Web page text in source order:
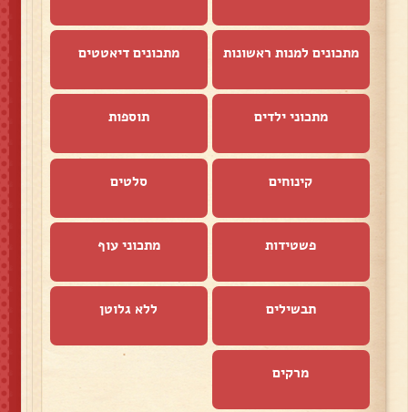
מתכונים למנות ראשונות מתכונים דיאטטים
מתכוני ילדים תוספות
קינוחים סלטים
פשטידות מתכוני עוף
תבשילים ללא גלוטן
מרקים